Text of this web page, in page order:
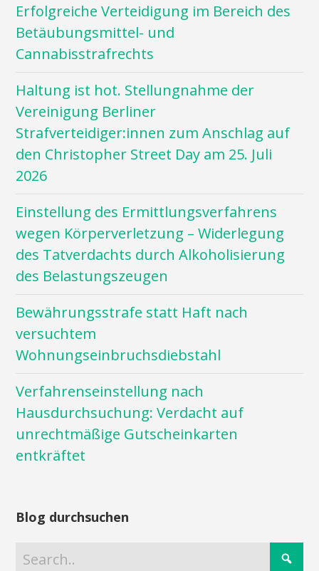
Erfolgreiche Verteidigung im Bereich des
Betäubungsmittel- und
Cannabisstrafrechts
Haltung ist hot. Stellungnahme der
Vereinigung Berliner
Strafverteidiger:innen zum Anschlag auf
den Christopher Street Day am 25. Juli
2026
Einstellung des Ermittlungsverfahrens
wegen Körperverletzung – Widerlegung
des Tatverdachts durch Alkoholisierung
des Belastungszeugen
Bewährungsstrafe statt Haft nach
versuchtem
Wohnungseinbruchsdiebstahl
Verfahrenseinstellung nach
Hausdurchsuchung: Verdacht auf
unrechtmäßige Gutscheinkarten
entkräftet
Blog durchsuchen